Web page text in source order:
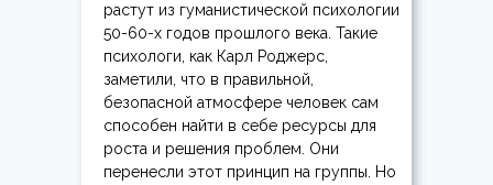
растут из гуманистической психологии
50-60-х годов прошлого века. Такие
психологи, как Карл Роджерс,
заметили, что в правильной,
безопасной атмосфере человек сам
способен найти в себе ресурсы для
роста и решения проблем. Они
перенесли этот принцип на группы. Но